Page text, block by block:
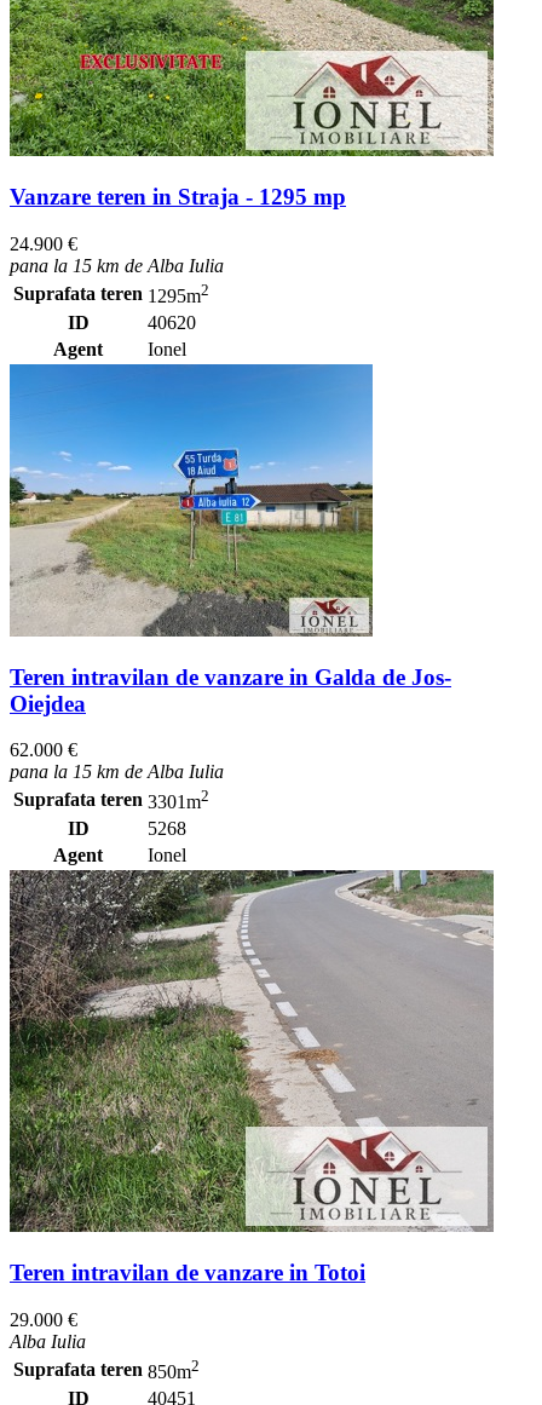
Vanzare teren in Straja - 1295 mp
24.900 €
pana la 15 km de Alba Iulia
Suprafata teren 1295m2
ID
40620
Agent
Ionel
Teren intravilan de vanzare in Galda de Jos-
Oiejdea
62.000 €
pana la 15 km de Alba Iulia
Suprafata teren 3301m2
ID
5268
Agent
Ionel
Teren intravilan de vanzare in Totoi
29.000 €
Alba Iulia
Suprafata teren 850m2
ID 40451